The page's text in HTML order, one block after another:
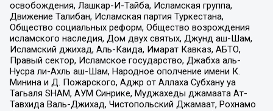
освобождения, Лашкар-И-Тайба, Исламская группа,
Движение Талибан, Исламская партия Туркестана,
Общество социальных реформ, Общество возрождения
исламского наследия, Дом двух святых, Джунд аш-Шам,
Исламский джихад, Аль-Каида, Имарат Кавказ, АБТО,
Правый сектор, Исламское государство, Джабха аль-
Нусра ли-Ахль аш-Шам, Народное ополчение имени К.
Минина и Д. Пожарского, Аджр от Аллаха Субхану уа
Тагьаля SHAM, АУМ Синрике, Муджахеды джамаата Ат-
Тавхида Валь-Джихад, Чистопольский Джамаат, Рохнамо